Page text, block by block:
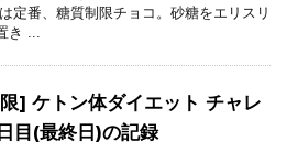
定番、糖質制限チョコ。砂糖をエリスリ
き ...
] ケトン体ダイエット チャレ
目(最終日)の記録